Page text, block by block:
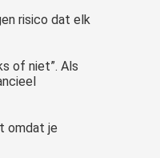
risico dat elk
of niet”. Als
omdat je